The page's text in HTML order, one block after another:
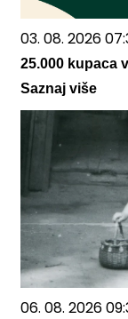
03. 08. 2026
25.000 kupaca
Saznaj više
06. 08. 2026